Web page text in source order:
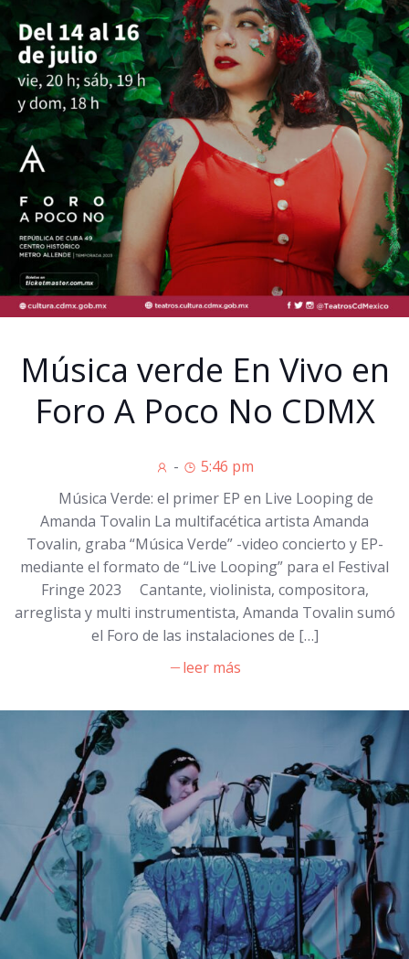
Música verde En Vivo en
Foro A Poco No CDMX
-
5:46 pm
Música Verde: el primer EP en Live Looping de
Amanda Tovalin La multifacética artista Amanda
Tovalin, graba “Música Verde” -video concierto y EP-
mediante el formato de “Live Looping” para el Festival
Fringe 2023 Cantante, violinista, compositora,
arreglista y multi instrumentista, Amanda Tovalin sumó
el Foro de las instalaciones de […]
leer más